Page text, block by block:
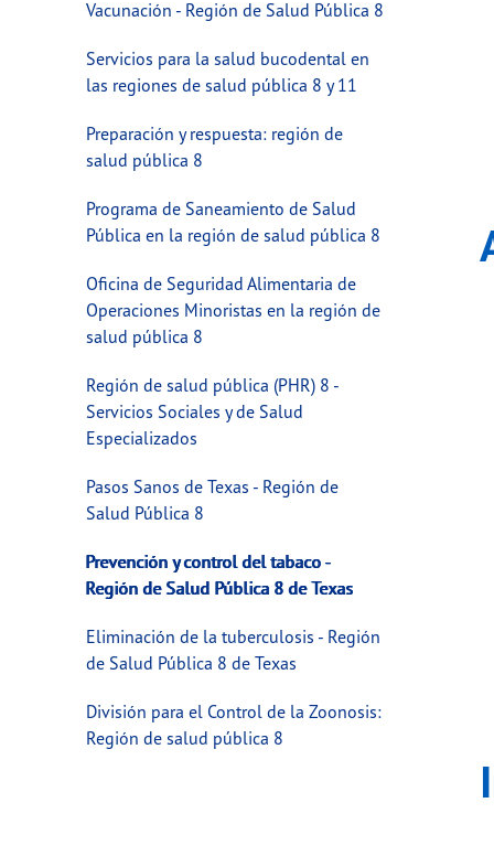
Vacunación - Región de Salud Pública 8
Servicios para la salud bucodental en
las regiones de salud pública 8 y 11
Preparación y respuesta: región de
salud pública 8
Programa de Saneamiento de Salud
Pública en la región de salud pública 8
Oficina de Seguridad Alimentaria de
Operaciones Minoristas en la región de
salud pública 8
Región de salud pública (PHR) 8 -
Servicios Sociales y de Salud
Especializados
Pasos Sanos de Texas - Región de
Salud Pública 8
Prevención y control del tabaco -
Región de Salud Pública 8 de Texas
Eliminación de la tuberculosis - Región
de Salud Pública 8 de Texas
División para el Control de la Zoonosis:
Región de salud pública 8